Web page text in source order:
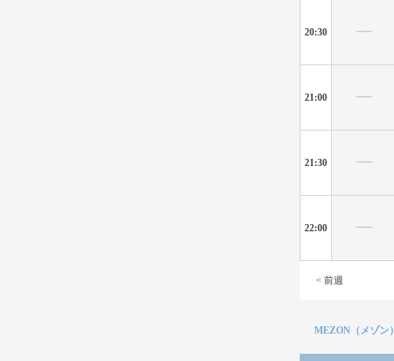
20:30
21:00
21:30
22:00
< 前週
MEZON（メゾン）